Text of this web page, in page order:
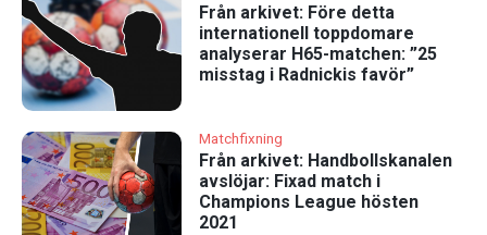
Från arkivet: Före detta
internationell toppdomare
analyserar H65-matchen: ”25
misstag i Radnickis favör”
Matchfixning
Från arkivet: Handbollskanalen
avslöjar: Fixad match i
Champions League hösten
2021